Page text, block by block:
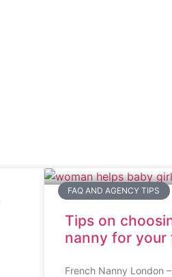
FAQ AND AGENCY TIPS
Tips on
nanny for your
French Nanny London